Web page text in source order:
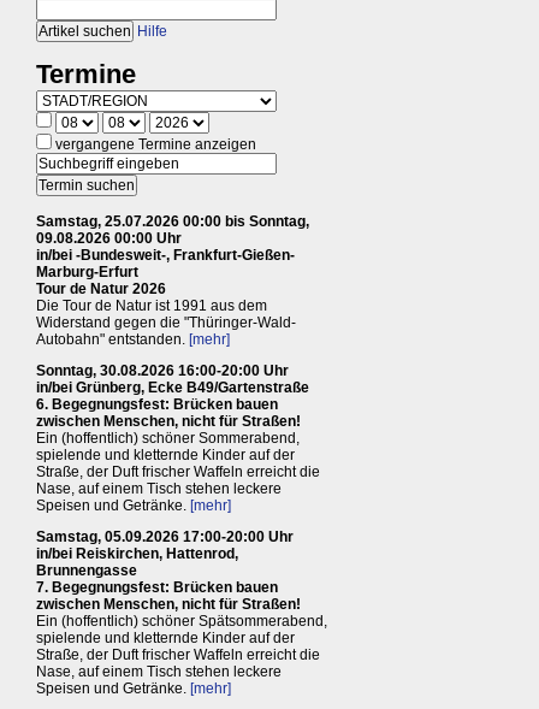
Hilfe
Termine
vergangene Termine anzeigen
Samstag, 25.07.2026 00:00 bis Sonntag,
09.08.2026 00:00 Uhr
in/bei -Bundesweit-, Frankfurt-Gießen-
Marburg-Erfurt
Tour de Natur 2026
Die Tour de Natur ist 1991 aus dem
Widerstand gegen die "Thüringer-Wald-
Autobahn" entstanden. [mehr]
Sonntag, 30.08.2026 16:00-20:00 Uhr
in/bei Grünberg, Ecke B49/Gartenstraße
6. Begegnungsfest: Brücken bauen
zwischen Menschen, nicht für Straßen!
Ein (hoffentlich) schöner Sommerabend,
spielende und kletternde Kinder auf der
Straße, der Duft frischer Waffeln erreicht die
Nase, auf einem Tisch stehen leckere
Speisen und Getränke. [mehr]
Samstag, 05.09.2026 17:00-20:00 Uhr
in/bei Reiskirchen, Hattenrod,
Brunnengasse
7. Begegnungsfest: Brücken bauen
zwischen Menschen, nicht für Straßen!
Ein (hoffentlich) schöner Spätsommerabend,
spielende und kletternde Kinder auf der
Straße, der Duft frischer Waffeln erreicht die
Nase, auf einem Tisch stehen leckere
Speisen und Getränke. [mehr]